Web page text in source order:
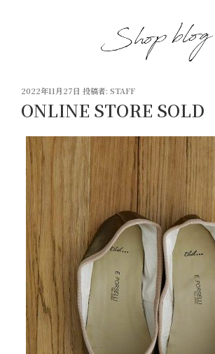
投
稿
日:
2022年11月27日 投稿者: STAFF
ONLINE STORE SOLD